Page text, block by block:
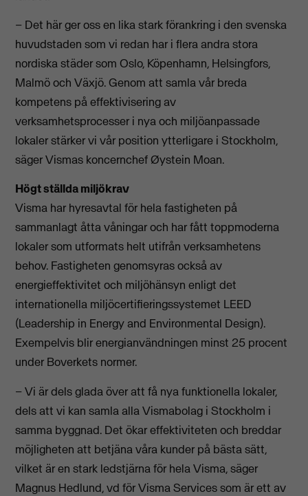
– Det här ger oss en lika stark förankring i den svenska
huvudstaden som vi redan har i flera andra stora
nordiska städer som Oslo, Köpenhamn, Helsingfors,
Malmö och Växjö. Genom att samla vår breda
kompetens på effektivisering av
verksamhetsprocesser i nya och miljöanpassade
lokaler stärker vi vår position ytterligare i Stockholm,
säger Vismas koncernchef Øystein Moan.
Högt ställda miljökrav
Visma har hyresavtal för hela fastigheten på
sammanlagt åtta våningar och har fått toppmoderna
lokaler som utformats helt utifrån verksamhetens
behov. Fastigheten genomsyras också av
energieffektivitet och miljöhänsyn enligt det
internationella miljöcertifieringssystemet LEED
(Leadership in Energy and Environmental Design).
Exempelvis blir energianvändningen minst 25 procent
under Boverkets normer.
– Vi är dels glada över att få nya funktionella lokaler,
dels att vi kan samla alla Vismabolag i Stockholm i
samma byggnad. Det ökar effektiviteten och breddar
möjligheten att betjäna våra kunder på bästa sätt,
vilket är en stark ledstjärna för hela Visma, säger
Magnus Hedlund, vd för Visma Services som är ett av